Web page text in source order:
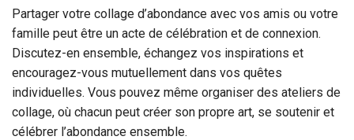
Partager votre collage d’abondance avec vos amis ou votre
famille peut être un acte de célébration et de connexion.
Discutez-en ensemble, échangez vos inspirations et
encouragez-vous mutuellement dans vos quêtes
individuelles. Vous pouvez même organiser des ateliers de
collage, où chacun peut créer son propre art, se soutenir et
célébrer l’abondance ensemble.